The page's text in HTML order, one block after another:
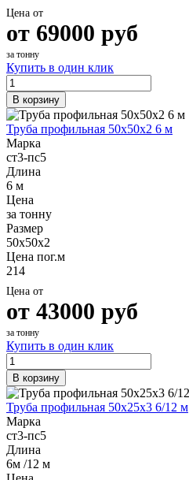
Цена от
от 69000 руб
за тонну
Купить в один клик
В корзину
Труба профильная 50х50х2 6 м
Марка
ст3-пс5
Длина
6 м
Цена
за тонну
Размер
50х50х2
Цена пог.м
214
Цена от
от 43000 руб
за тонну
Купить в один клик
В корзину
Труба профильная 50х25х3 6/12 м
Марка
ст3-пс5
Длина
6м /12 м